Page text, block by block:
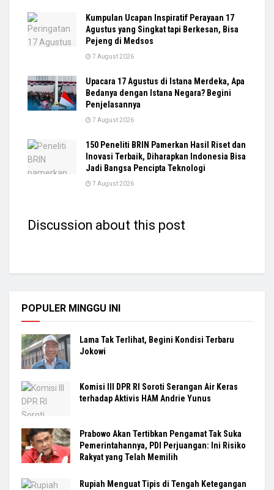
Kumpulan Ucapan Inspiratif Perayaan 17
Agustus yang Singkat tapi Berkesan, Bisa
Pejeng di Medsos
7 August 2026
Upacara 17 Agustus di Istana Merdeka, Apa
Bedanya dengan Istana Negara? Begini
Penjelasannya
7 August 2026
150 Peneliti BRIN Pamerkan Hasil Riset dan
Inovasi Terbaik, Diharapkan Indonesia Bisa
Jadi Bangsa Pencipta Teknologi
7 August 2026
Discussion about this post
POPULER MINGGU INI
Lama Tak Terlihat, Begini Kondisi Terbaru
Jokowi
Komisi III DPR RI Soroti Serangan Air Keras
terhadap Aktivis HAM Andrie Yunus
Prabowo Akan Tertibkan Pengamat Tak Suka
Pemerintahannya, PDI Perjuangan: Ini Risiko
Rakyat yang Telah Memilih
Rupiah Menguat Tipis di Tengah Ketegangan